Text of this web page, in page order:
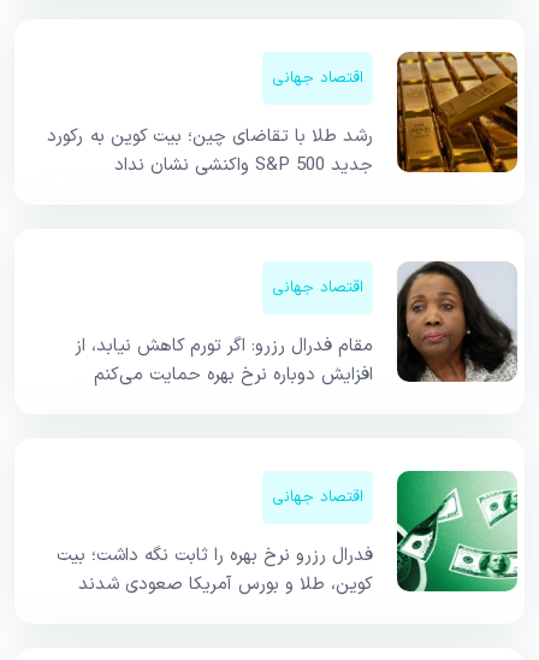
اقتصاد جهانی
رشد طلا با تقاضای چین؛ بیت کوین به رکورد
جدید S&P 500 واکنشی نشان نداد
اقتصاد جهانی
مقام فدرال رزرو: اگر تورم کاهش نیابد، از
افزایش دوباره نرخ بهره حمایت می‌کنم
اقتصاد جهانی
فدرال رزرو نرخ بهره را ثابت نگه داشت؛ بیت
کوین، طلا و بورس آمریکا صعودی شدند